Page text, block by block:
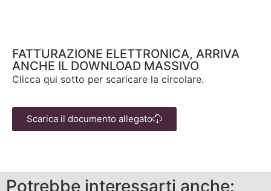
FATTURAZIONE ELETTRONICA, ARRIVA
ANCHE IL DOWNLOAD MASSIVO
Clicca qui sotto per scaricare la circolare.
Scarica il documento allegato
Potrebbe interessarti anche: